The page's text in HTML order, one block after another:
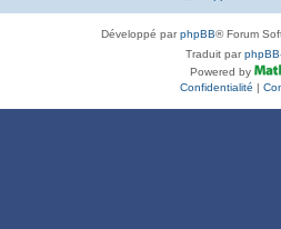
Développé parphpBB® Forum
Traduit par
Powered by
Confidentialité |